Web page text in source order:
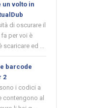
un volto in
di oscurare il
per voi è
scaricare ed ...
barcode
2
i codici a
contengono al